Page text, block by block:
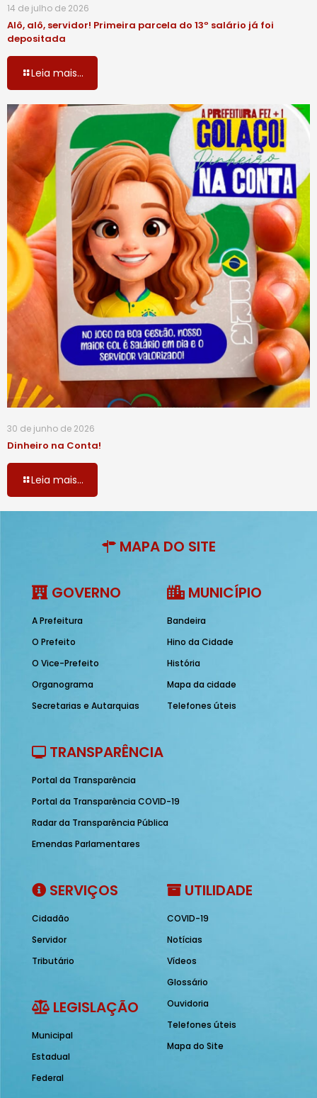
14 de julho de 2026
Alô, alô, servidor! Primeira parcela do 13º salário já foi
depositada
Leia mais...
30 de junho de 2026
Dinheiro na Conta!
Leia mais...
MAPA DO SITE
GOVERNO
A Prefeitura
O Prefeito
O Vice-Prefeito
Organograma
Secretarias e Autarquias
MUNICÍPIO
Bandeira
Hino da Cidade
História
Mapa da cidade
Telefones úteis
TRANSPARÊNCIA
Portal da Transparência
Portal da Transparência COVID-19
Radar da Transparência Pública
Emendas Parlamentares
SERVIÇOS
Cidadão
Servidor
Tributário
LEGISLAÇÃO
Municipal
Estadual
Federal
UTILIDADE
COVID-19
Notícias
Vídeos
Glossário
Ouvidoria
Telefones úteis
Mapa do Site